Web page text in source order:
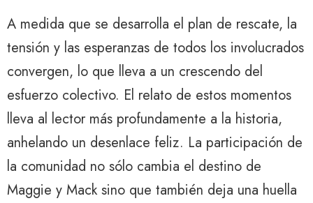
A medida que se desarrolla el plan de rescate, la
tensión y las esperanzas de todos los involucrados
convergen, lo que lleva a un crescendo del
esfuerzo colectivo. El relato de estos momentos
lleva al lector más profundamente a la historia,
anhelando un desenlace feliz. La participación de
la comunidad no sólo cambia el destino de
Maggie y Mack sino que también deja una huella